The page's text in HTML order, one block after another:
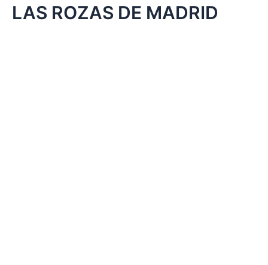
LAS ROZAS DE MADRID